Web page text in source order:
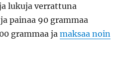
lukuja verrattuna
painaa 90 grammaa
grammaa ja maksaa noin